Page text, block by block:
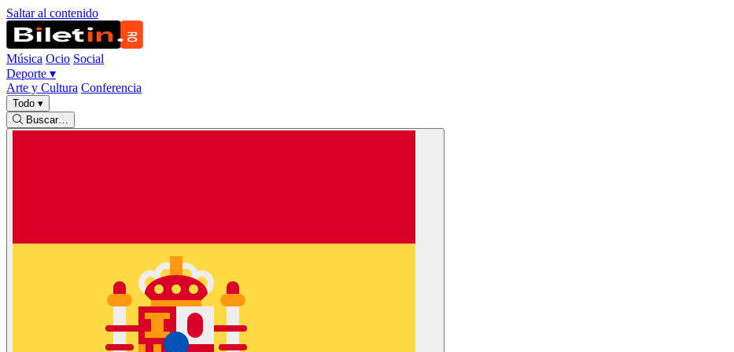
Saltar al contenido
Música Ocio Social
Deporte ▾
Arte y Cultura Conferencia
Todo ▾
Buscar…